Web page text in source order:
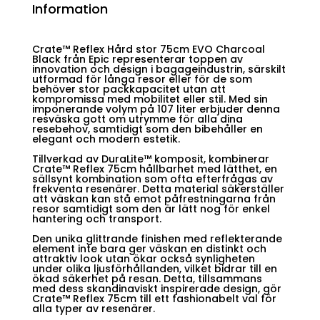
Information
Crate™ Reflex Hård stor 75cm EVO Charcoal
Black från Epic representerar toppen av
innovation och design i bagageindustrin, särskilt
utformad för långa resor eller för de som
behöver stor packkapacitet utan att
kompromissa med mobilitet eller stil. Med sin
imponerande volym på 107 liter erbjuder denna
resväska gott om utrymme för alla dina
resebehov, samtidigt som den bibehåller en
elegant och modern estetik.
Tillverkad av DuraLite™ komposit, kombinerar
Crate™ Reflex 75cm hållbarhet med lätthet, en
sällsynt kombination som ofta efterfrågas av
frekventa resenärer. Detta material säkerställer
att väskan kan stå emot påfrestningarna från
resor samtidigt som den är lätt nog för enkel
hantering och transport.
Den unika glittrande finishen med reflekterande
element inte bara ger väskan en distinkt och
attraktiv look utan ökar också synligheten
under olika ljusförhållanden, vilket bidrar till en
ökad säkerhet på resan. Detta, tillsammans
med dess skandinaviskt inspirerade design, gör
Crate™ Reflex 75cm till ett fashionabelt val för
alla typer av resenärer.